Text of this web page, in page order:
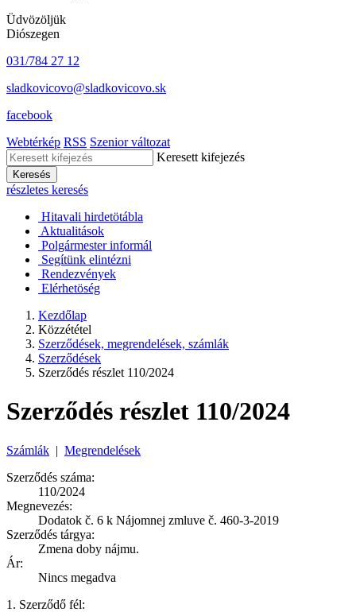
Üdvözöljük
Diószegen
031/784 27 12
sladkovicovo@sladkovicovo.sk
facebook
Webtérkép RSS Szenior változat
Keresett kifejezés
Keresés
részletes keresés
Hitavali hirdetötábla
Aktualitások
Polgármester informál
Segítünk elintézni
Rendezvények
Elérhetöség
Kezdőlap
Közzététel
Szerződések, megrendelések, számlák
Szerződések
Szerződés részlet 110/2024
Szerződés részlet 110/2024
Számlák | Megrendelések
Szerződés száma:
110/2024
Megnevezés:
Dodatok č. 6 k Nájomnej zmluve č. 460-3-2019
Szerződés tárgya:
Zmena doby nájmu.
Ár:
Nincs megadva
1. Szerződő fél: